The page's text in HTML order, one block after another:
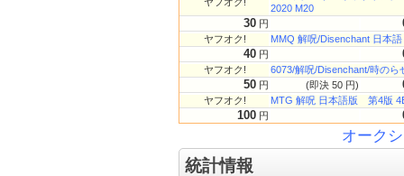
2020 M20
30 円
ヤフオク! MMQ 解呪/Disenchant 日本語
40 円
ヤフオク! 6073/解呪/Disenchant/時の
50 円 (即決 50 円)
ヤフオク! MTG 解呪 日本語版 第4版
100 円
オーク
統計情報